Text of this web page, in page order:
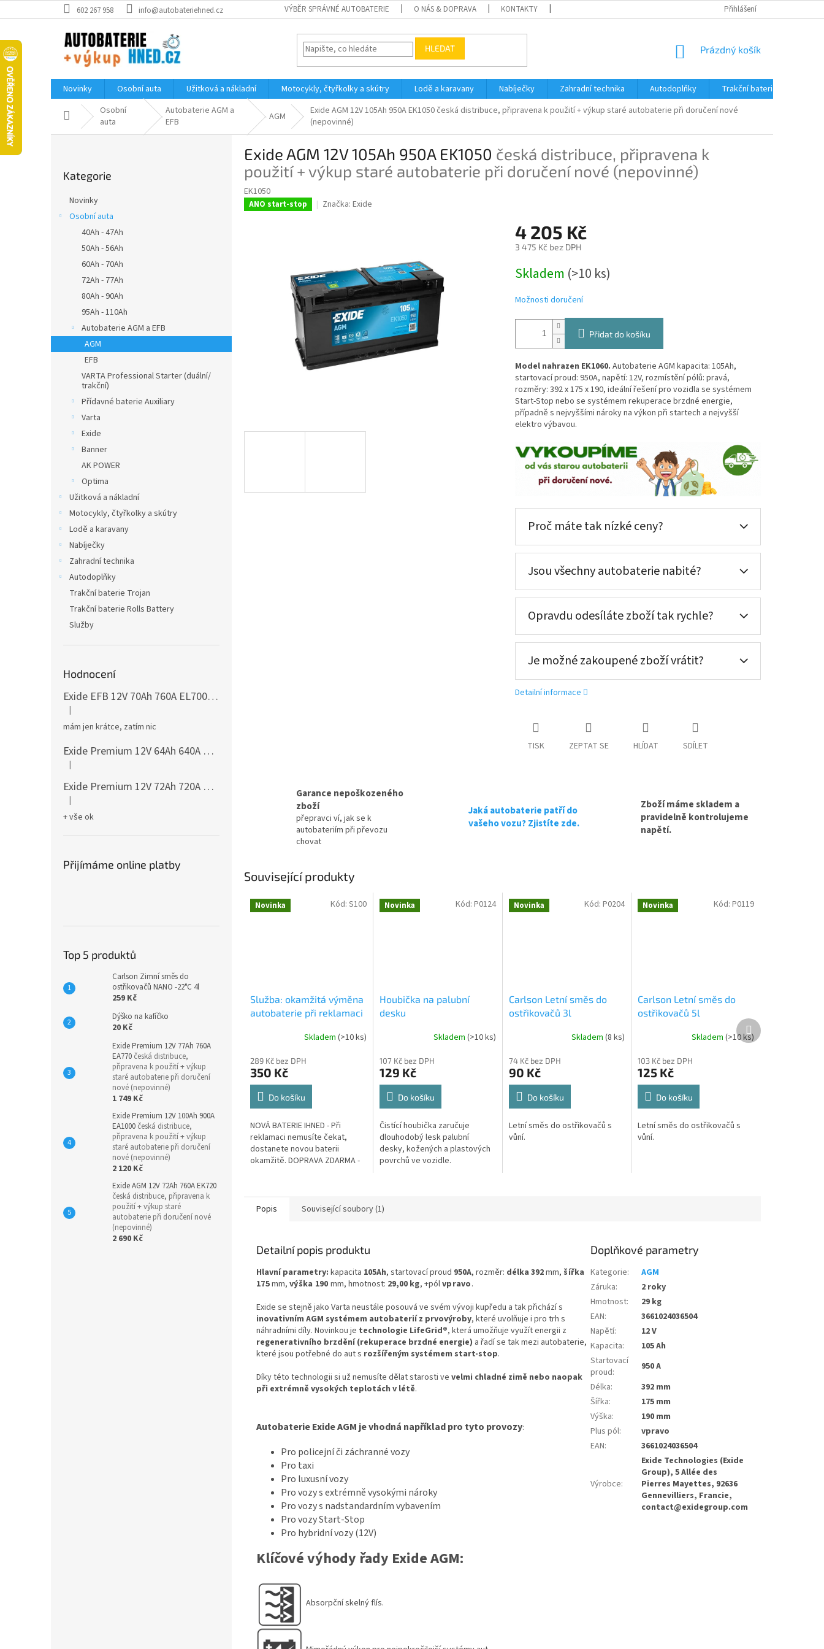
na
602 267 958 info@autobateriehned.cz VÝBĚR SPRÁVNÉ AUTOBATERIE O NÁS & DOPRAVA KONTAKTY REKLAMACE A VRÁCENÍ ZBOŽÍ
Přihlášení
HLEDAT
NÁKUPNÍ
Prázdný košík
Novinky Osobní auta Užitková a nákladní Motocykly, čtyřkolky a skútry Lodě a karavany Nabíječky Zahradní technika Autodoplňky Trakční baterie Trojan
Domů Osobní
auta
Autobaterie AGM a
EFB
AGM Exide AGM 12V 105Ah 950A EK1050 česká distribuce, připravena k použití + výkup staré autobaterie při doručení nové
(nepovinné)
kategorie
Kategorie
Novinky
Osobní auta
40Ah - 47Ah
50Ah - 56Ah
60Ah - 70Ah
72Ah - 77Ah
80Ah - 90Ah
95Ah - 110Ah
Autobaterie AGM a EFB
AGM
EFB
VARTA Professional Starter (duální/
trakční)
Přídavné baterie Auxiliary
Varta
Exide
Banner
AK POWER
Optima
Užitková a nákladní
Motocykly, čtyřkolky a skútry
Lodě a karavany
Nabíječky
Zahradní technika
Autodoplňky
Trakční baterie Trojan
Trakční baterie Rolls Battery
Služby
Hodnocení
Exide EFB 12V 70Ah 760A EL700česká distribuce, připravena k použití + výkup staré autobaterie při doručení nové (nepovinné)
Hodnocení produktu je 5 z 5 hvězdiček.
|
mám jen krátce, zatím nic
Exide Premium 12V 64Ah 640A EA640 česká distribuce, připravena k použití + výkup staré autobaterie při doručení nové (nepovinné)
Hodnocení produktu je 5 z 5 hvězdiček.
|
Exide Premium 12V 72Ah 720A EA722 česká distribuce, připravena k použití + výkup staré autobaterie při doručení nové (nepovinné)
Hodnocení produktu je 5 z 5 hvězdiček.
|
+ vše ok
Přijímáme online platby
Top 5 produktů
Carlson Zimní směs do
ostřikovačů NANO -22°C 4l
259 Kč
Dýško na kafíčko
20 Kč
Exide Premium 12V 77Ah 760A
EA770 česká distribuce,
připravena k použití + výkup
staré autobaterie při doručení
nové (nepovinné)
1 749 Kč
Exide Premium 12V 100Ah 900A
EA1000 česká distribuce,
připravena k použití + výkup
staré autobaterie při doručení
nové (nepovinné)
2 120 Kč
Exide AGM 12V 72Ah 760A EK720
česká distribuce, připravena k
použití + výkup staré
autobaterie při doručení nové
(nepovinné)
2 690 Kč
Exide AGM 12V 105Ah 950A EK1050 česká distribuce, připravena k
použití + výkup staré autobaterie při doručení nové (nepovinné)
EK1050
ANO start-stop Značka: Exide
4 205 Kč
3 475 Kč bez DPH
cena:
Skladem (>10 ks)
Možnosti doručení
Přidat do košíku
Model nahrazen EK1060. Autobaterie AGM kapacita: 105Ah,
startovací proud: 950A, napětí: 12V, rozmístění pólů: pravá,
rozměry: 392 x 175 x 190, ideální řešení pro vozidla se systémem
Start-Stop nebo se systémem rekuperace brzdné energie,
případně s nejvyššími nároky na výkon při startech a nejvyšší
elektro výbavou.
Proč máte tak nízké ceny?
Jsou všechny autobaterie nabité?
Opravdu odesíláte zboží tak rychle?
Je možné zakoupené zboží vrátit?
Detailní informace
TISK ZEPTAT SE HLÍDAT SDÍLET
Garance nepoškozeného
zboží
přepravci ví, jak se k
autobateriím při převozu
chovat
Jaká autobaterie patří do
vašeho vozu? Zjistíte zde.
Zboží máme skladem a
pravidelně kontrolujeme
napětí.
Související produkty
Novinka
Služba: okamžitá výměna
autobaterie při reklamaci
Skladem (>10 ks)
289 Kč bez DPH
350 Kč
Do košíku
NOVÁ BATERIE IHNED - Při
reklamaci nemusíte čekat,
dostanete novou baterii
okamžitě. DOPRAVA ZDARMA -
Kód: S100 Novinka
Houbička na palubní
desku
Skladem (>10 ks)
107 Kč bez DPH
129 Kč
Do košíku
Čistící houbička zaručuje
dlouhodobý lesk palubní
desky, kožených a plastových
povrchů ve vozidle.
Kód: P0124 Novinka
Carlson Letní směs do
ostřikovačů 3l
Skladem(8 ks)
74 Kč bez DPH
90 Kč
Do košíku
Letní směs do ostřikovačů s
vůní.
Kód:P0204 Novinka
Carlson Letní směs do
ostřikovačů 5l
Skladem (>10 ks)
103 Kč bez DPH
125 Kč
Do košíku
Letní směs do ostřikovačů s
vůní.
Kód: P0119
Další
produkt
Popis Související soubory (1)
Detailní popis produktu
Hlavní parametry: kapacita 105Ah, startovací proud 950A, rozměr: délka 392mm, šířka
175mm,výška 190 mm, hmotnost: 29,00kg, +pólvpravo.
Exide se stejně jako Varta neustále posouvá ve svém vývoji kupředu a tak přichází s
inovativním AGM systémem autobaterií z prvovýroby, které uvolňuje i pro trh s
náhradními díly. Novinkou je technologie LifeGrid®, která umožňuje využít energii z
regenerativního brzdění (rekuperace brzdné energie) a řadí se tak mezi autobaterie,
které jsou potřebné do aut s rozšířeným systémem start-stop.
Díky této technologii si už nemusíte dělat starosti ve velmi chladné zimě nebo naopak
při extrémně vysokých teplotách v létě.
Autobaterie Exide AGM je vhodná například pro tyto provozy:
Pro policejní či záchranné vozy
Pro taxi
Pro luxusní vozy
Pro vozy s extrémně vysokými nároky
Pro vozy s nadstandardním vybavením
Pro vozy Start-Stop
Pro hybridní vozy (12V)
Klíčové výhody řady Exide AGM:
Absorpční skelný flís.
Doplňkové parametry
Kategorie:
AGM
Záruka:
2 roky
Hmotnost:
29 kg
EAN:
3661024036504
Napětí:
12 V
Kapacita:
105 Ah
Startovací
proud:
950 A
Délka:
392 mm
Šířka:
175 mm
Výška:
190 mm
Plus pól:
vpravo
EAN: 3661024036504
Výrobce:
Exide Technologies (Exide
Group), 5 Allée des
Pierres Mayettes, 92636
Gennevilliers, Francie,
contact@exidegroup.com